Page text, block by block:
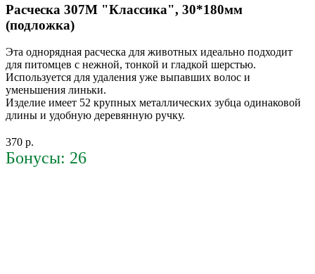
Расческа 307M "Классика", 30*180мм
(подложка)
Эта однорядная расческа для животных идеально подходит
для питомцев с нежной, тонкой и гладкой шерстью.
Используется для удаления уже выпавших волос и
уменьшения линьки.
Изделие имеет 52 крупных металлических зубца одинаковой
длины и удобную деревянную ручку.
370 р.
Бонусы: 26